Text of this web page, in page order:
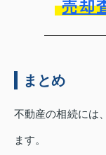
売却
まとめ
不動産の相続には
ます。